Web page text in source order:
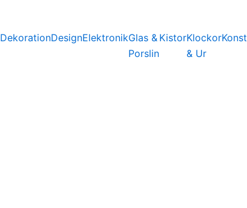
DekorationDesignElektronikGlas &
Porslin
KistorKlockor
& Ur
Konst